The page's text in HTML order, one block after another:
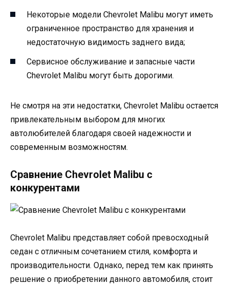
Некоторые модели Chevrolet Malibu могут иметь
ограниченное пространство для хранения и
недостаточную видимость заднего вида;
Сервисное обслуживание и запасные части
Chevrolet Malibu могут быть дорогими.
Не смотря на эти недостатки, Chevrolet Malibu остается
привлекательным выбором для многих
автолюбителей благодаря своей надежности и
современным возможностям.
Сравнение Chevrolet Malibu с
конкурентами
Chevrolet Malibu представляет собой превосходный
седан с отличным сочетанием стиля, комфорта и
производительности. Однако, перед тем как принять
решение о приобретении данного автомобиля, стоит